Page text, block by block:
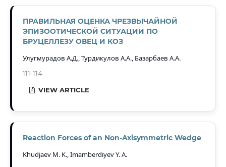
ПРАВИЛЬНАЯ ОЦЕНКА ЧРЕЗВЫЧАЙНОЙ
ЭПИЗООТИЧЕСКОЙ СИТУАЦИИ ПО
БРУЦЕЛЛЕЗУ ОВЕЦ И КОЗ
Улугмурадов А.Д., Турдикулов А.А., Базарбаев А.А.
111-114
VIEW ARTICLE
Reaction Forces of an Non-Axisymmetric Wedge
Khudjaev M. K., Imamberdiyev Y. A.